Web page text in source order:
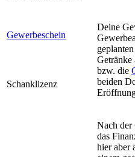
Gewerbeschein
Deine
Getränke
bzw. die
beiden
Schanklizenz
Nach der
das
hier aber